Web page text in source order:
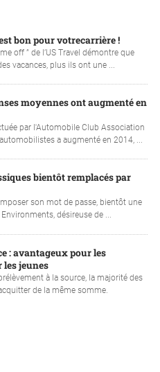
bon pour votrecarrière !
off ” de l’US Travel démontre que
vacances, plus ils ont une ...
moyennes ont augmenté en
par l'Automobile Club Association
a augmenté en 2014, ...
bientôt remplacés par
son mot de passe, bientôt une
désireuse de ...
: avantageux pour les
jeunes
à la source, la majorité des
de la même somme.